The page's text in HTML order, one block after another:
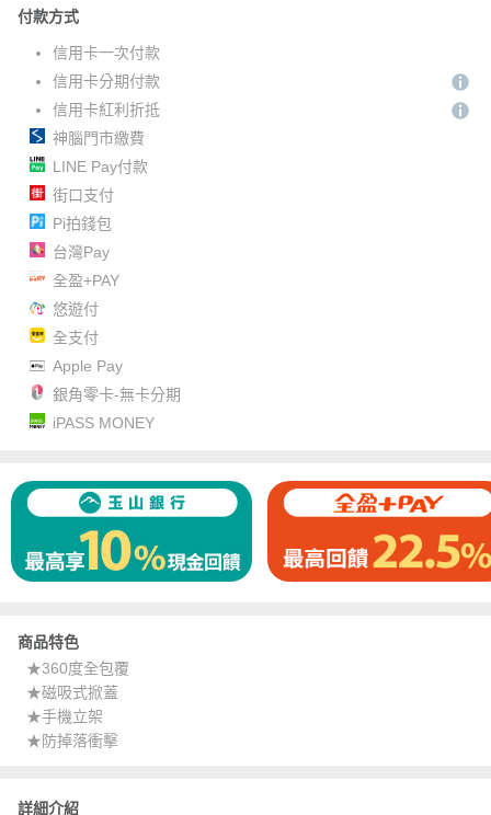
付款方式
信用卡一次付款
信用卡分期付款
信用卡紅利折抵
神腦門市繳費
LINE Pay付款
街口支付
Pi拍錢包
台灣Pay
全盈+PAY
悠遊付
全支付
Apple Pay
銀角零卡-無卡分期
iPASS MONEY
商品特色
★360度全包覆
★磁吸式掀蓋
★手機立架
★防掉落衝擊
詳細介紹